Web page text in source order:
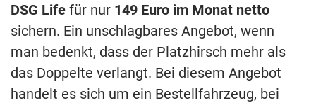
DSG Life für nur 149 Euro im Monat netto
sichern. Ein unschlagbares Angebot, wenn
man bedenkt, dass der Platzhirsch mehr als
das Doppelte verlangt. Bei diesem Angebot
handelt es sich um ein Bestellfahrzeug, bei